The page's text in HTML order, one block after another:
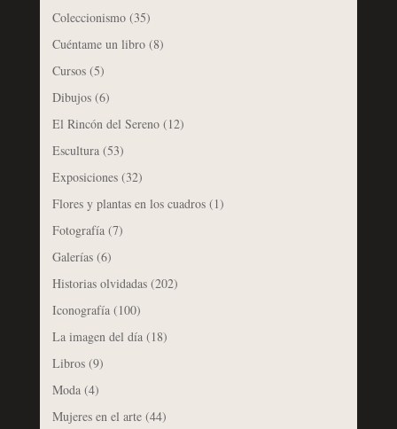
Coleccionismo(35)
Cuéntame un libro(8)
Cursos(5)
Dibujos(6)
El Rincón del Sereno(12)
Escultura(53)
Exposiciones(32)
Flores y plantas en los cuadros(1)
Fotografía(7)
Galerías(6)
Historias olvidadas(202)
Iconografía(100)
La imagen del día(18)
Libros(9)
Moda(4)
Mujeres en el arte(44)